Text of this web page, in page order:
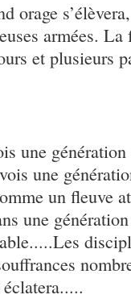
orage
armées. La
et plusieurs
une
une
un fleuve
une